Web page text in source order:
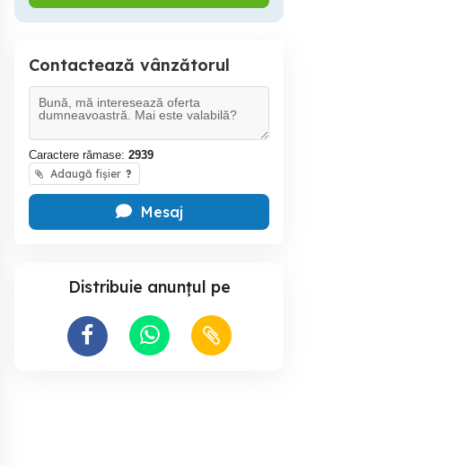
Contactează vânzătorul
Caractere rămase: 2939
Adaugă fișier ?
Mesaj
Distribuie anunțul pe